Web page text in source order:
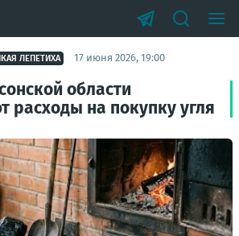
ЛЕПЕТИХА 17 июня 2026, 19:00
области
расходы на покупку угля